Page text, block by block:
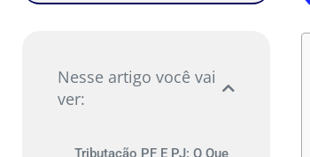
Nesse artigo você vai
ver:
Tributação PF E PJ: O Que